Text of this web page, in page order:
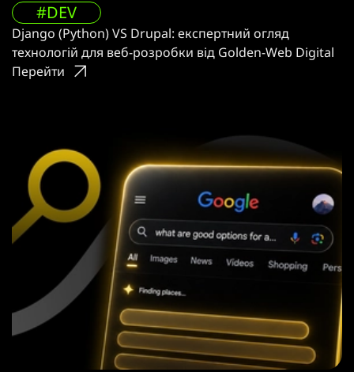
#DEV
Django (Python) VS Drupal: експертний огляд
технологій для веб-розробки від Golden-Web Digital
Перейти